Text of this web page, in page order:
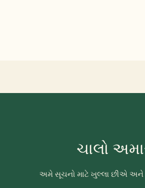
ચાલો
અમે સૂચનો માટે ખુલ્લા છીએ અને